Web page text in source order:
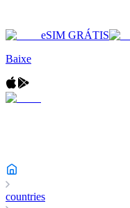
eSIM GRÁTIS
Baixe
countries